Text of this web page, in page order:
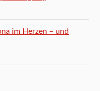
im Herzen – und